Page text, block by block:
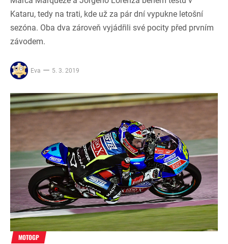
Kataru, tedy na trati, kde už za pár dní vypukne letošní
sezóna. Oba dva zároveň vyjádřili své pocity před prvním
závodem.
Eva 5. 3. 2019
MOTOGP